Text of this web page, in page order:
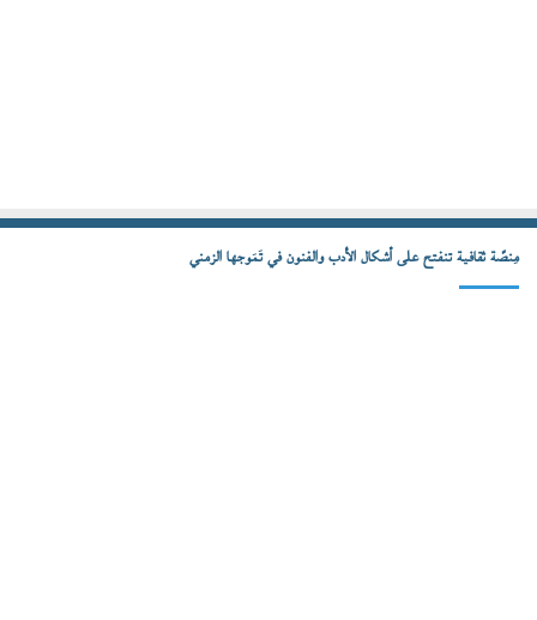
مِنصّة ثقافية تنفتح على أشكال الأدب والفنون في تَمَوجها الزمني